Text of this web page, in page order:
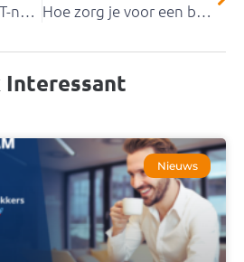
Aanschaf nieuwe ICT-netwerkapparatuur op de agenda? Beter nu investeren dan later… Hoe zorg je voor een betrouwbare buffer voor je ICT-netwerk bij stroomuitval
Interessant
Nieuws